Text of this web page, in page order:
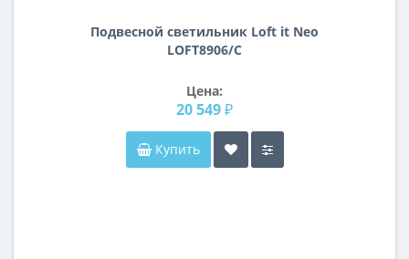
Подвесной светильник Loft it Neo
LOFT8906/C
Цена:
20 549 ₽
Купить